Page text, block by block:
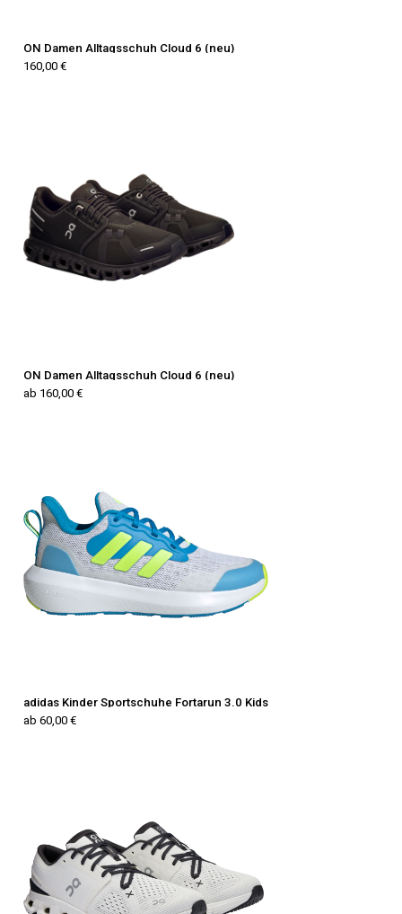
ON Damen Alltagsschuh Cloud 6 (neu)
160,00 €
ON Damen Alltagsschuh Cloud 6 (neu)
ab 160,00 €
adidas Kinder Sportschuhe Fortarun 3.0 Kids
ab 60,00 €